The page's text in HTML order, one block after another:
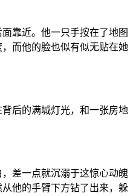
靠近。他一只手按在了地图
，而他的脸也似有似无贴在她
后的满城灯光，和一张房地
差一点就沉溺于这惊心动魄
他的手臂下方钻了出来，躲